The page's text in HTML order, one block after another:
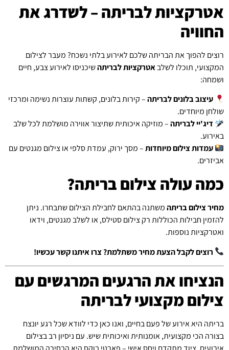
אטרקציות לבריתה – לשדרג את
החוויה
רוצים להפוך את הבריתה שלכם לאירוע בלתי נשכח? מעבר לצילום
המקצועי, תוכלו לשלבאטרקציות לבריתהשיכניסו לאירוע צבע, חיים
ושמחה:
עיצוב בלונים לבריתה– קירות בלונים, קשתות עוצרות נשימה ומרכזי
שולחן מיוחדים.
דיג'יי לבריתה– מוזיקה איכותית שתיצור אווירה מושלמת לכל שלב
באירוע.
עמדות צילום מיוחדות– מסך ירוק, עמדת סלפי או צילום מגנטים עם
אביזרים.
כמה עולה צילום בריתה?
מחיר צילום בריתהמשתנה בהתאם לחבילת הצילום שתבחרו. ניתן
להזמין חבילות הכוללות רק צילום סטילס, או לשלב מגנטים, וידאו
ואטרקציות נוספות.
רוצים לקבל הצעת מחיר משתלמת? צרו איתנו קשר עכשיו!
הנציחו את הרגעים המרגשים עם
צילום מקצועי לבריתה
בריתה היא אירוע של פעם בחיים, ואנו כאן כדי לוודא שכל רגע יונצח
בצורה הכי מקצועית, אומנותית ואיכותית שיש. עם ניסיון רב בצילום